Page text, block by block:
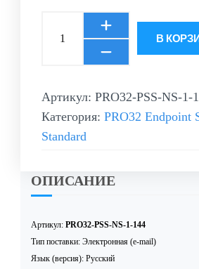
ОПИСАНИЕ
Артикул: PRO32-PSS-NS-1-144
Тип поставки: Электронная (e-mail)
Язык (версия): Русский
В
Артикул: PRO32-PSS-NS-1-
Категория: PRO32 Endpoint
Standard